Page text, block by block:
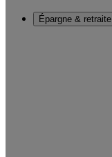
Épargne & retraite